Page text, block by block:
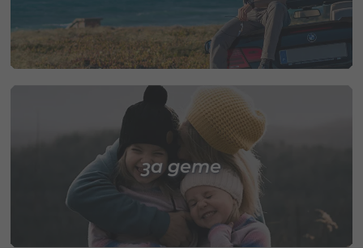
за дете